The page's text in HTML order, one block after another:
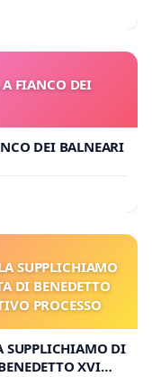
FIANCO DEI
DEI BALNEARI
SUPPLICHIAMO
DI BENEDETTO
PROCESSO
SUPPLICHIAMO DI
XVI